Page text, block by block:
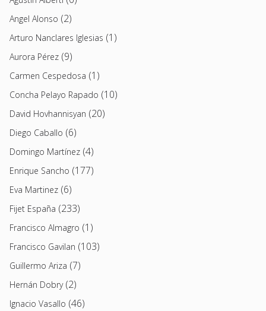
Angel Alonso (2)
Arturo Nanclares Iglesias (1)
Aurora Pérez (9)
Carmen Cespedosa (1)
Concha Pelayo Rapado (10)
David Hovhannisyan (20)
Diego Caballo (6)
Domingo Martínez (4)
Enrique Sancho (177)
Eva Martinez (6)
Fijet España (233)
Francisco Almagro (1)
Francisco Gavilan (103)
Guillermo Ariza (7)
Hernán Dobry(2)
Ignacio Vasallo (46)